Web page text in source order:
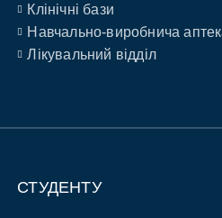
Клінічні бази
Навчально-виробнича
Лікувальний відділ
СТУДЕНТУ